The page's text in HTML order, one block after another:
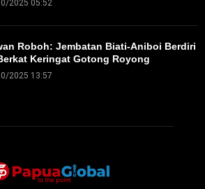
2025 05:52
Roboh: Jembatan Biati-Aniboi Berdiri
Keringat Gotong Royong
2025 13:57